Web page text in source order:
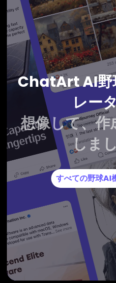
ChatArt AI野
レー
想像して、作
しま
すべての野球AI